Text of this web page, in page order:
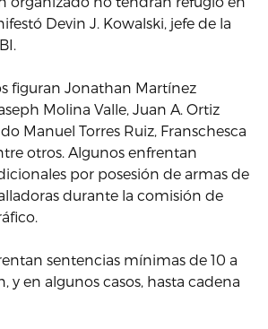
Devin J. Kowalski, jefe de la
figuran Jonathan Martínez
Molina Valle, Juan A. Ortiz
Manuel Torres Ruiz, Franschesca
otros. Algunos enfrentan
por posesión de armas de
durante la comisión de
sentencias mínimas de 10 a
y en algunos casos, hasta cadena